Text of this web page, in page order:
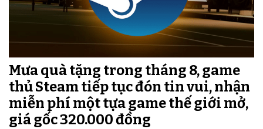
Mưa quà tặng trong tháng 8, game
thủ Steam tiếp tục đón tin vui, nhận
miễn phí một tựa game thế giới mở,
giá gốc 320.000 đồng